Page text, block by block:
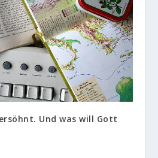
Und was will Gott